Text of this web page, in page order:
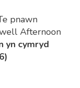
pnawn
Afternoon
yn cymryd